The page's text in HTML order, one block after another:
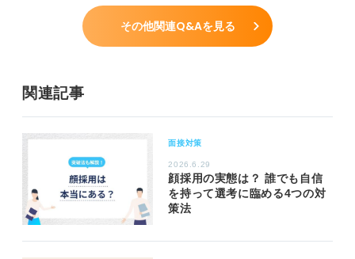
その他関連Q&Aを見る
関連記事
面接対策
2026.6.29
顔採用の実態は？ 誰でも自信
を持って選考に臨める4つの対
策法